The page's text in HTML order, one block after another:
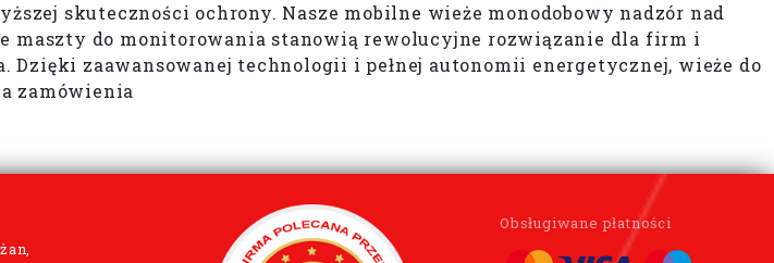
skuteczności ochrony. Nasze mobilne wieże monodobowy nadzór nad
maszty do monitorowania stanowią rewolucyjne rozwiązanie dla firm i
zaawansowanej technologii i pełnej autonomii energetycznej, wieże do
zamówienia
Obsługiwane płatności